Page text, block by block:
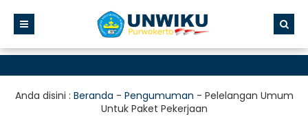
Anda disini : Beranda - Pengumuman - Pelelangan Umum
Untuk Paket Pekerjaan